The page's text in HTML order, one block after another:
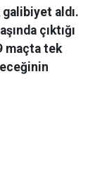
aldı.
çıktığı
maçta tek